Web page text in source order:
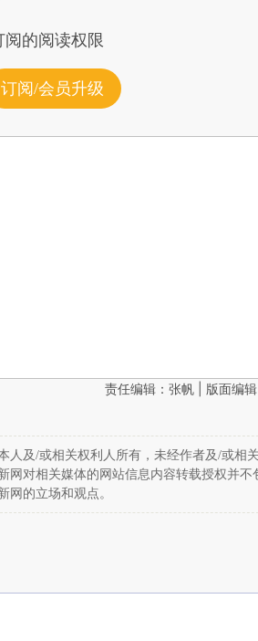
的阅读权限
订阅/会员升级
责任编辑：张帆 | 版面编
及/或相关权利人所有，未经作者及/或相
网对相关媒体的网站信息内容转载授权并不
网的立场和观点。